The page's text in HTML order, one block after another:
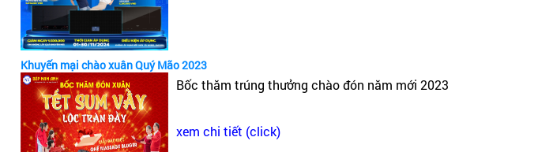
Khuyến mại chào xuân Quý Mão 2023
Bốc thăm trúng thưởng chào đón năm mới 2023
xem chi tiết (click)